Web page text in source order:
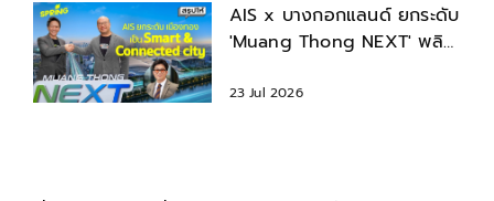
AIS x บางกอกแลนด์ ยกระดับ
​'Muang Thong NEXT' พลิก
อัจฉริยะแห่งอนาคต
23 Jul 2026